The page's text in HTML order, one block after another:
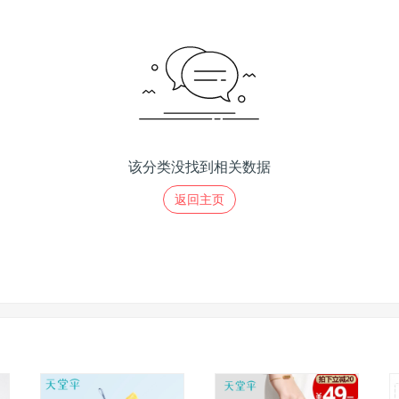
该分类没找到相关数据
返回主页